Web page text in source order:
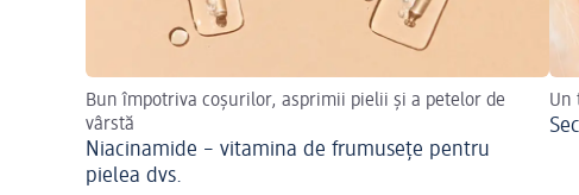
Bun împotriva coșurilor, asprimii pielii și a petelor de
vârstă
Niacinamide – vitamina de frumusețe pentru
pielea dvs.
Un